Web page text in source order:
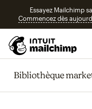
Essayez Mailchimp
Commencez dès
Bibliothèque